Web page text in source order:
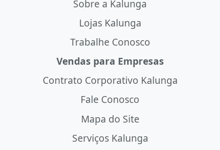
Sobre a Kalunga
Lojas Kalunga
Trabalhe Conosco
Vendas para Empresas
Contrato Corporativo Kalunga
Fale Conosco
Mapa do Site
Serviços Kalunga